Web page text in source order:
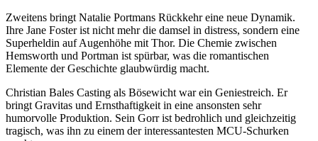
Zweitens bringt Natalie Portmans Rückkehr eine neue Dynamik.
Ihre Jane Foster ist nicht mehr die damsel in distress, sondern eine
Superheldin auf Augenhöhe mit Thor. Die Chemie zwischen
Hemsworth und Portman ist spürbar, was die romantischen
Elemente der Geschichte glaubwürdig macht.
Christian Bales Casting als Bösewicht war ein Geniestreich. Er
bringt Gravitas und Ernsthaftigkeit in eine ansonsten sehr
humorvolle Produktion. Sein Gorr ist bedrohlich und gleichzeitig
tragisch, was ihn zu einem der interessantesten MCU-Schurken